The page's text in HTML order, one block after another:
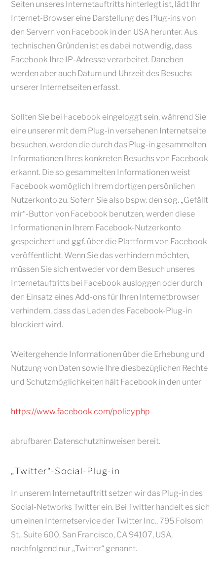
Seiten unseres Internetauftritts hinterlegt ist, lädt Ihr
Internet-Browser eine Darstellung des Plug-ins von
den Servern von Facebook in den USA herunter. Aus
technischen Gründen ist es dabei notwendig, dass
Facebook Ihre IP-Adresse verarbeitet. Daneben
werden aber auch Datum und Uhrzeit des Besuchs
unserer Internetseiten erfasst.
Sollten Sie bei Facebook eingeloggt sein, während Sie
eine unserer mit dem Plug-in versehenen Internetseite
besuchen, werden die durch das Plug-in gesammelten
Informationen Ihres konkreten Besuchs von Facebook
erkannt. Die so gesammelten Informationen weist
Facebook womöglich Ihrem dortigen persönlichen
Nutzerkonto zu. Sofern Sie also bspw. den sog. „Gefällt
mir“-Button von Facebook benutzen, werden diese
Informationen in Ihrem Facebook-Nutzerkonto
gespeichert und ggf. über die Plattform von Facebook
veröffentlicht. Wenn Sie das verhindern möchten,
müssen Sie sich entweder vor dem Besuch unseres
Internetauftritts bei Facebook ausloggen oder durch
den Einsatz eines Add-ons für Ihren Internetbrowser
verhindern, dass das Laden des Facebook-Plug-in
blockiert wird.
Weitergehende Informationen über die Erhebung und
Nutzung von Daten sowie Ihre diesbezüglichen Rechte
und Schutzmöglichkeiten hält Facebook in den unter
https://www.facebook.com/policy.php
abrufbaren Datenschutzhinweisen bereit.
„Twitter“-Social-Plug-in
In unserem Internetauftritt setzen wir das Plug-in des
Social-Networks Twitter ein. Bei Twitter handelt es sich
um einen Internetservice der Twitter Inc., 795 Folsom
St., Suite 600, San Francisco, CA 94107, USA,
nachfolgend nur „Twitter“ genannt.